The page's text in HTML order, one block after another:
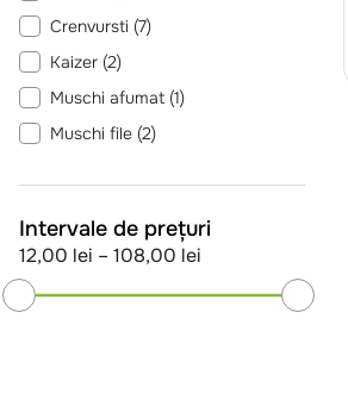
Crenvursti (7)
Kaizer (2)
Muschi afumat (1)
Muschi file (2)
Intervale de prețuri
12,00 lei – 108,00 lei